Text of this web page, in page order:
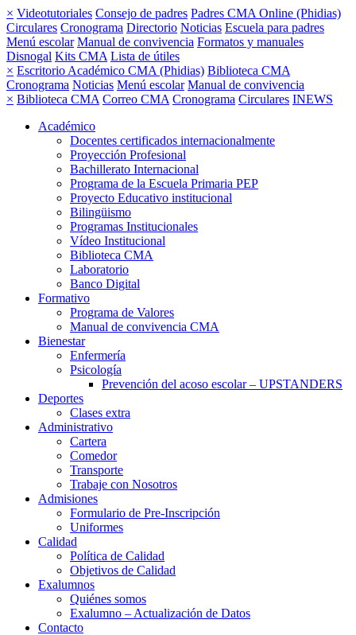
× Videotutoriales Consejo de padres Padres CMA Online (Phidias)
Circulares Cronograma Directorio Noticias Escuela para padres
Menú escolar Manual de convivencia Formatos y manuales
Disnogal Kits CMA Lista de útiles
× Escritorio Académico CMA (Phidias) Biblioteca CMA
Cronograma Noticias Menú escolar Manual de convivencia
× Biblioteca CMA Correo CMA Cronograma Circulares INEWS
Académico
Docentes certificados internacionalmente
Proyección Profesional
Bachillerato Internacional
Programa de la Escuela Primaria PEP
Proyecto Educativo institucional
Bilingüismo
Programas Institucionales
Vídeo Institucional
Biblioteca CMA
Laboratorio
Banco Digital
Formativo
Programa de Valores
Manual de convivencia CMA
Bienestar
Enfermería
Psicología
Prevención del acoso escolar – UPSTANDERS
Deportes
Clases extra
Administrativo
Cartera
Comedor
Transporte
Trabaje con Nosotros
Admisiones
Formulario de Pre-Inscripción
Uniformes
Calidad
Política de Calidad
Objetivos de Calidad
Exalumnos
Quiénes somos
Exalumno – Actualización de Datos
Contacto